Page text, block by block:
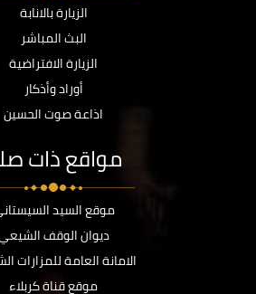
الزيارة بالانابة
البث المباشر
الزيارة الافتراضية
أوراد وأذكار
اذاعة صوت الحسين
مواقع ذات
موقع السيد
ديوان الوقف
الامانة العامة للمزارات
موقع قناة كربلاء